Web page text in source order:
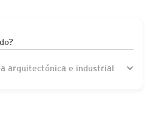
arquitectónica e industrial